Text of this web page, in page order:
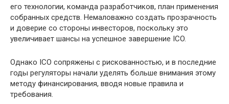
его технологии, команда разработчиков, план применения
собранных средств. Немаловажно создать прозрачность
и доверие со стороны инвесторов, поскольку это
увеличивает шансы на успешное завершение ICO.
Однако ICO сопряжены с рискованностью, и в последние
годы регуляторы начали уделять больше внимания этому
методу финансирования, вводя новые правила и
требования.